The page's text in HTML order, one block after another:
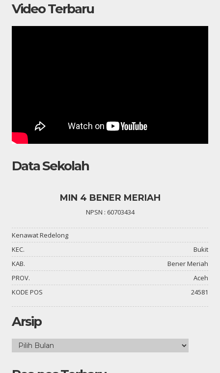
Video Terbaru
Data Sekolah
MIN 4 BENER MERIAH
NPSN : 60703434
Kenawat Redelong
KEC.
Bukit
KAB.
Bener Meriah
PROV.
Aceh
KODE POS
24581
Arsip
Arsip